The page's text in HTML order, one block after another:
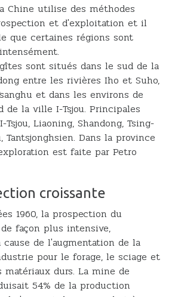
Chine utilise des méthodes
et d'exploitation et il
que certaines régions sont
sont situés dans le sud de la
entre les rivières Iho et Suho,
et dans les environs de
de la ville I-Tsjou. Principales
Liaoning, Shandong, Tsing-
Tantsjonghsien. Dans la province
est faite par Petro
croissante
1960, la prospection du
façon plus intensive,
de l'augmentation de la
pour le forage, le sciage et
matériaux durs. La mine de
54% de la production